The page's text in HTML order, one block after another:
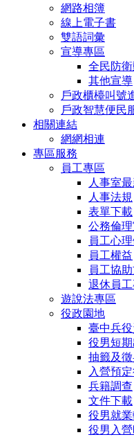
網路相簿
線上電子書
雙語詞彙
宣導專區
全民防
其他宣導
戶政櫃檯叫號
戶政智慧便民
相關連結
網網相連
專區服務
員工專區
人事室
人事法規
表單下載
公務倫
員工心
員工權益
員工協
退休員
遊說法專區
役政園地
臺中兵
役男短
抽籤及
入營預
兵籍調查
文件下載
役男就
役男入